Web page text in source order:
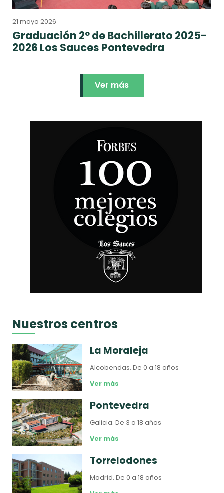
21 mayo 2026
Graduación 2º de Bachillerato 2025-
2026 Los Sauces Pontevedra
Ver más
Nuestros centros
La Moraleja
Alcobendas.De 0 a 18 años
Ver más
Pontevedra
Galicia.De 3 a 18 años
Ver más
Torrelodones
Madrid.De 0 a 18 años